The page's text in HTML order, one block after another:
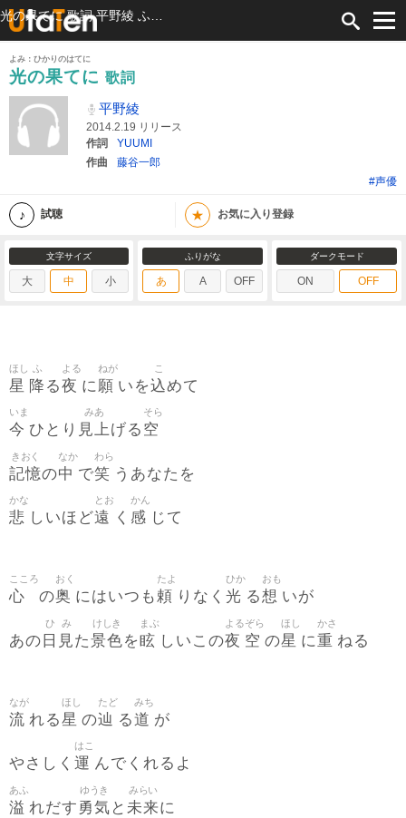
よみ：ひかりのはてに
光の果てに 歌詞
平野綾
2014.2.19 リリース
作詞
YUUMI
作曲
藤谷一郎
#声優
試聴 ★ お気に入り登録
文字サイズ
大 中 小
ふりがな
あ A OFF
ダークモード
ON OFF
星
ほし
降
ふ
る夜
よる
に願
ねが
いを込
こ
めて
今
いま
ひとり 見上
みあ
げる 空
そら
記憶
きおく
の中
なか
で笑
わら
うあなたを
悲
かな
しいほど遠
とお
く 感
かん
じて
心
こころ
の奥
おく
にはいつも頼
たよ
りなく 光
ひか
る想
おも
いが
あの 日
ひ
見
み
た景色
けしき
を眩
まぶ
しいこの夜
よる
空
ぞら
の星
ほし
に重
かさ
ねる
流
なが
れる星
ほし
の辿
たど
る道
みち
が
やさしく 運
はこ
んでくれるよ
溢
あふ
れだす 勇気
ゆうき
と 未来
みらい
に